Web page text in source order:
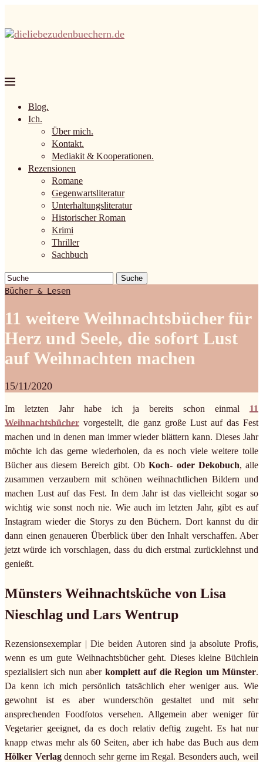
Blog.
Ich.
Über mich.
Kontakt.
Mediakit & Kooperationen.
Rezensionen
Romane
Gegenwartsliteratur
Unterhaltungsliteratur
Historischer Roman
Krimi
Thriller
Sachbuch
Suche
Bücher & Lesen
11 weitere Weihnachtsbücher für
Herz und Seele, die sofort Lust
auf Weihnachten machen
15/11/2020
Im letzten Jahr habe ich ja bereits schon einmal 11
Weihnachtsbücher vorgestellt, die ganz große Lust auf das Fest
machen und in denen man immer wieder blättern kann. Dieses Jahr
möchte ich das gerne wiederholen, da es noch viele weitere tolle
Bücher aus diesem Bereich gibt. ObKoch- oder Dekobuch, alle
zusammen verzaubern mit schönen weihnachtlichen Bildern und
machen Lust auf das Fest. In dem Jahr ist das vielleicht sogar so
wichtig wie sonst noch nie. Wie auch im letzten Jahr, gibt es auf
Instagram wieder die Storys zu den Büchern. Dort kannst du dir
dann einen genaueren Überblick über den Inhalt verschaffen. Aber
jetzt würde ich vorschlagen, dass du dich erstmal zurücklehnst und
genießt.
Münsters Weihnachtsküche von Lisa
Nieschlag und Lars Wentrup
Rezensionsexemplar | Die beiden Autoren sind ja absolute Profis,
wenn es um gute Weihnachtsbücher geht. Dieses kleine Büchlein
spezialisiert sich nun aber komplett auf die Region um Münster.
Da kenn ich mich persönlich tatsächlich eher weniger aus. Wie
gewohnt ist es aber wunderschön gestaltet und mit sehr
ansprechenden Foodfotos versehen. Allgemein aber weniger für
Vegetarier geeignet, da es doch relativ deftig zugeht. Es hat nur
knapp etwas mehr als 60 Seiten, aber ich habe das Buch aus dem
Hölker Verlagdennoch sehr gerne im Regal. Besonders auch, weil